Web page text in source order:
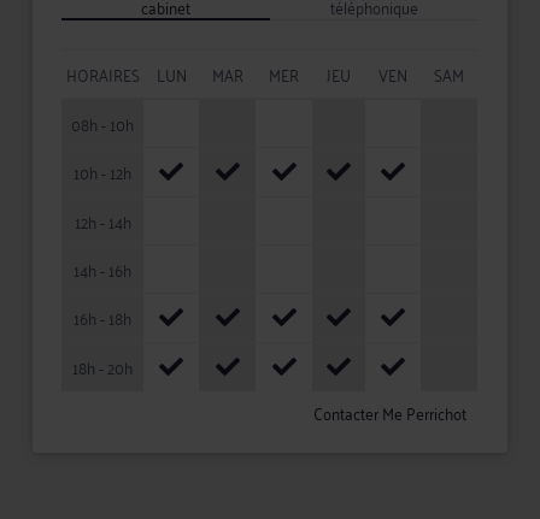
cabinet téléphonique
HORAIRES LUN MAR MER JEU VEN
SAM
08h - 10h
10h - 12h
12h - 14h
14h - 16h
16h - 18h
18h - 20h
Contacter Me Perrichot